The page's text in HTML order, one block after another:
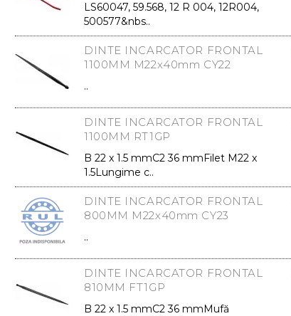
LS60047, 59.568, 12 R 004, 12R004,
500577&nbs..
DINTE INCARCATOR FRONTAL
1100MM M22x40mm CY22
..
DINTE INCARCATOR FRONTAL
1100MM RT1GP
B 22 x 1.5 mmC2 36 mmFilet M22 x
1.5Lungime c..
DINTE INCARCATOR FRONTAL
800MM M22x40mm CY23
..
DINTE INCARCATOR FRONTAL
810MM FT1GP
B 22 x 1.5 mmC2 36 mmMufă